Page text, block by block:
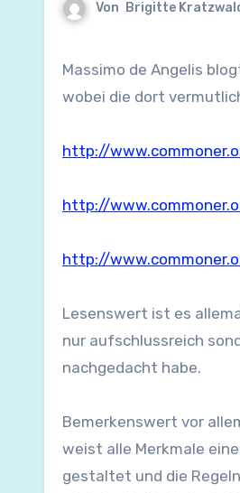
Von Brigitte
Massimo de Angelis
wobei die dort
http://
http://
http://
Lesenswert ist es
nur aufschlussreich
nachgedacht habe.
Bemerkenswert vor
weist alle Merkmale
gestaltet und die